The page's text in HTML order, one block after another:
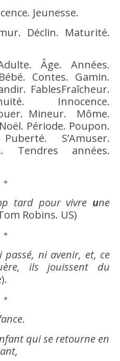
Jeunesse.
. Déclin. Maturité.
. Âge. Années.
Contes. Gamin.
FablesFraîcheur.
Innocence.
Mineur. Môme.
Période. Poupon.
S’Amuser.
. Tendres années.
*
tard pour vivre une
Robins. US)
*
passé, ni avenir, et, ce
ils jouissent du
*
.
qui se retourne en